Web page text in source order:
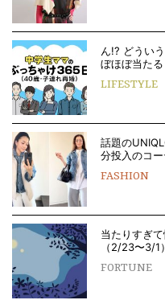
ん!? どうい
ぼほぼ当た
LIFESTYLE
話題の
分投入のコ
FASHION
当たりすぎ
（2/23〜3/1
FORTUNE